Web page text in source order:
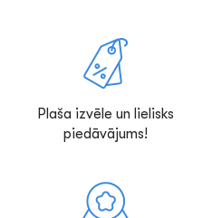
Plaša izvēle un lielisks
piedāvājums!